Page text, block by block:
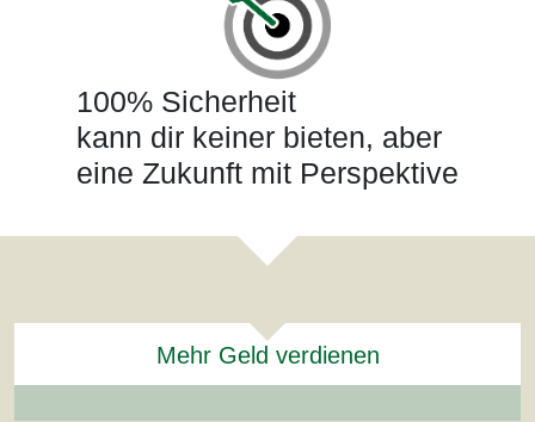
100% Sicherheit
kann dir keiner bieten, aber
eine Zukunft mit Perspektive
Mehr Geld verdienen